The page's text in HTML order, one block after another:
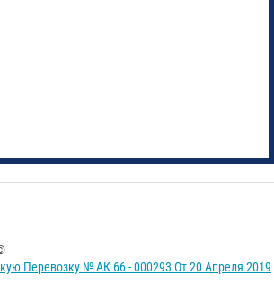
Перевозку № АК 66 - 000293 От 20 Апреля 2019